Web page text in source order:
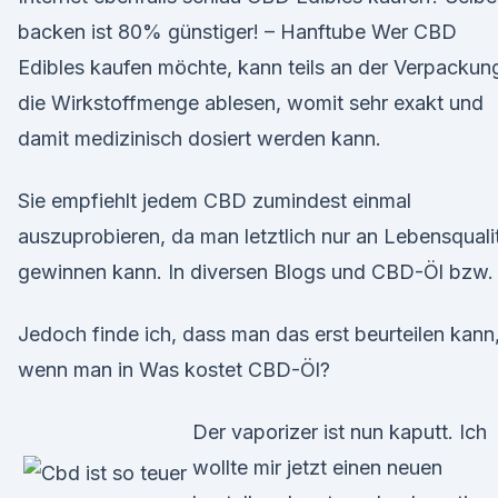
backen ist 80% günstiger! – Hanftube Wer CBD
Edibles kaufen möchte, kann teils an der
die Wirkstoffmenge ablesen, womit sehr exakt und
damit medizinisch dosiert werden kann.
Sie empfiehlt jedem CBD zumindest einmal
auszuprobieren, da man letztlich nur an
gewinnen kann. In diversen Blogs und CBD-Öl bzw.
Jedoch finde ich, dass man das erst beurteilen kann,
wenn man in Was kostet CBD-Öl?
Der vaporizer ist nun kaputt. Ich
wollte mir jetzt einen neuen